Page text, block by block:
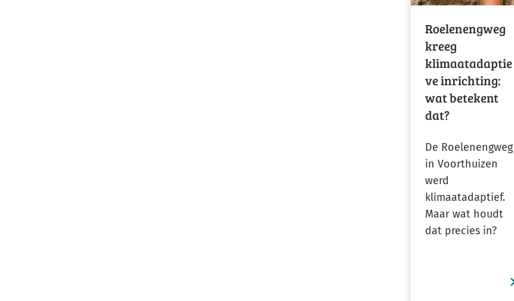
Roelenengweg
kreeg
klimaatadaptie
ve inrichting:
wat betekent
dat?
De Roelenengweg
in Voorthuizen
werd
klimaatadaptief.
Maar wat houdt
dat precies in?